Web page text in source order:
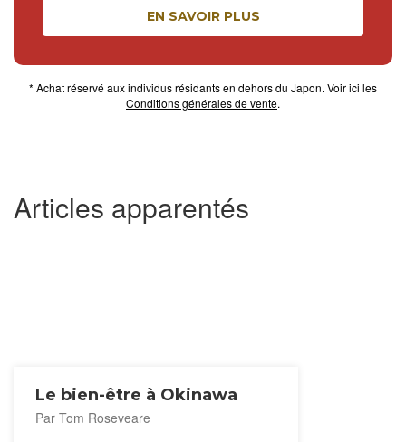
Articles apparentés
Le bien-être à Okinawa
Par Tom Roseveare
EN SAVOIR PLUS
* Achat réservé aux individus résidants en dehors du Japon. Voir ici les
Conditions générales de vente.